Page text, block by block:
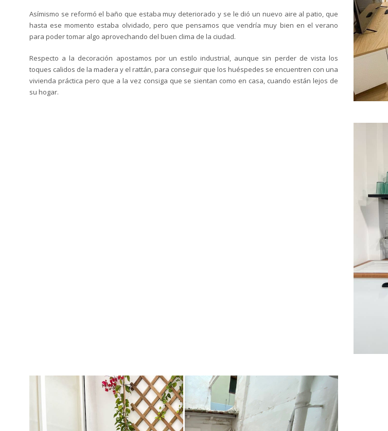
Asímismo se reformó el baño que estaba muy deteriorado y se le dió un nuevo aire al patio, que
hasta ese momento estaba olvidado, pero que pensamos que vendría muy bien en el verano
para poder tomar algo aprovechando del buen clima de la ciudad.
Respecto a la decoración apostamos por un estilo industrial, aunque sin perder de vista los
toques calidos de la madera y el rattán, para conseguir que los huéspedes se encuentren con una
vivienda práctica pero que a la vez consiga que se sientan como en casa, cuando están lejos de
su hogar.